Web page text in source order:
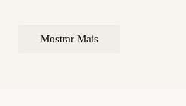
Mostrar Mais